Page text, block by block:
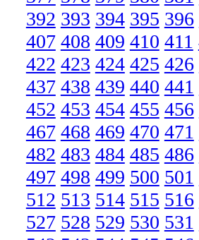
392 393 394 395 396
407 408 409 410 411
422 423 424 425 426
437 438 439 440 441
452 453 454 455 456
467 468 469 470 471
482 483 484 485 486
497 498 499 500 501
512 513 514 515 516
527 528 529 530 531